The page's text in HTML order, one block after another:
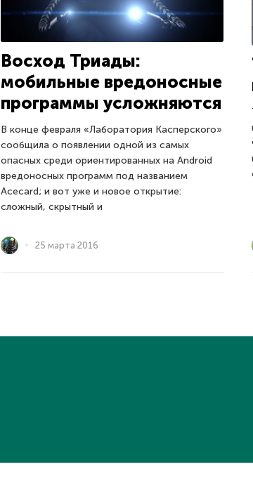
Восход Триады:
мобильные вредоносные
программы усложняются
В конце февраля «Лаборатория Касперского»
сообщила о появлении одной из самых
опасных среди ориентированных на Android
вредоносных программ под названием
Acecard; и вот уже и новое открытие:
сложный, скрытный и
25 марта 2016